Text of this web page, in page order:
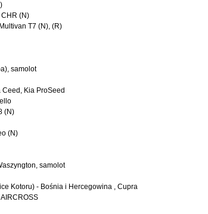
CHR (N)
T7 (N), (R)
samolot
Ceed, Kia ProSeed
(N)
(N)
samolot
Kotoru) - Bośnia i Hercegowina , Cupra